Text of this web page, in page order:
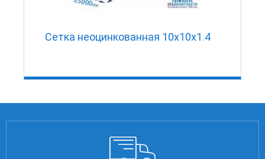
Сетка неоцинкованная 10х10х1.4